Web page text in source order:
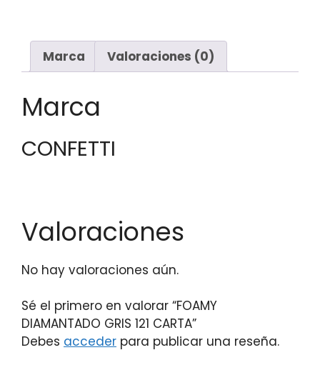
Marca Valoraciones (0)
Marca
CONFETTI
Valoraciones
No hay valoraciones aún.
Sé el primero en valorar “FOAMY
DIAMANTADO GRIS 121 CARTA”
Debes acceder para publicar una reseña.